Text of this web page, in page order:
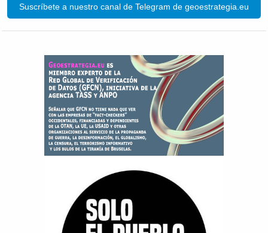
Suscríbete a nuestro canal de Telegram de geoestrategia.eu